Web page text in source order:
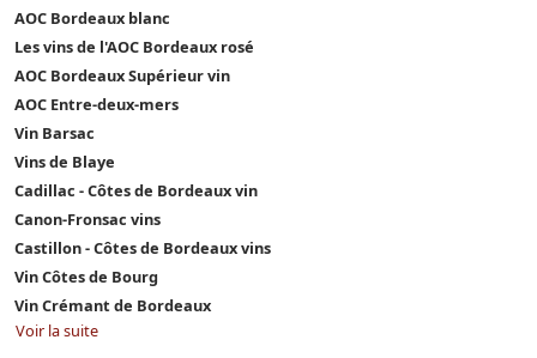
AOC Bordeaux blanc
Les vins de l'AOC Bordeaux rosé
AOC Bordeaux Supérieur vin
AOC Entre-deux-mers
Vin Barsac
Vins de Blaye
Cadillac - Côtes de Bordeaux vin
Canon-Fronsac vins
Castillon - Côtes de Bordeaux vins
Vin Côtes de Bourg
Vin Crémant de Bordeaux
Voir la suite